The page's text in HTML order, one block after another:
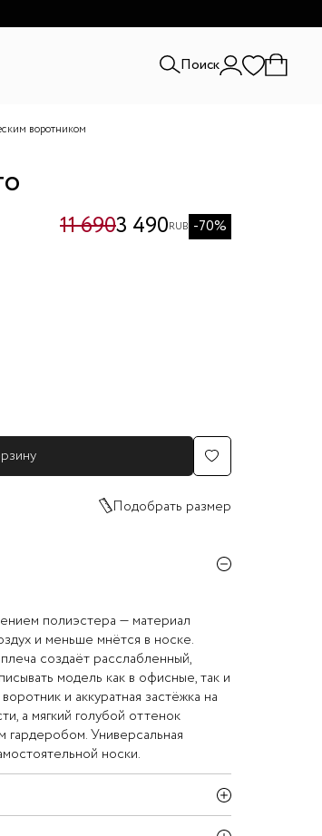
Поиск
воротником
11 6903 490RUB -70%
Подобрать размер
полиэстера — материал
и меньше мнётся в носке.
создаёт расслабленный,
модель как в офисные, так и
и аккуратная застёжка на
а мягкий голубой оттенок
гардеробом. Универсальная
носки.